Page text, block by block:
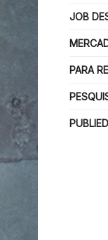
JOB
PARA